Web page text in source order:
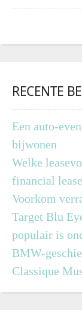
RECENTE
Een auto-
bijwonen
Welke
financial
Voorkom
Target Blu
populair is
BMW-
Classique